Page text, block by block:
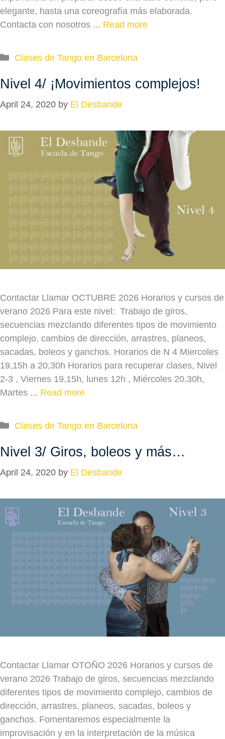
elegante, hasta una coreografía más elaborada.
Contacta con nosotros ... Read more
Categories
Clases de Tango en Barcelona
Nivel 4/ ¡Movimientos complejos!
April 24, 2020 by El Desbande
Contactar Llamar OCTUBRE 2026 Horarios y cursos de
verano 2026 Para este nivel: Trabajo de giros,
secuencias mezclando diferentes tipos de movimiento
complejo, cambios de dirección, arrastres, planeos,
sacadas, boleos y ganchos. Horarios de N 4 Miercoles
19,15h a 20,30h Horarios para recuperar clases, Nivel
2-3 , Viernes 19,15h, lunes 12h , Miércoles 20.30h,
Martes ... Read more
Categories
Clases de Tango en Barcelona
Nivel 3/ Giros, boleos y más…
April 24, 2020 by El Desbande
Contactar Llamar OTOÑO 2026 Horarios y cursos de
verano 2026 Trabajo de giros, secuencias mezclando
diferentes tipos de movimiento complejo, cambios de
dirección, arrastres, planeos, sacadas, boleos y
ganchos. Fomentaremos especialmente la
improvisación y en la interpretación de la música